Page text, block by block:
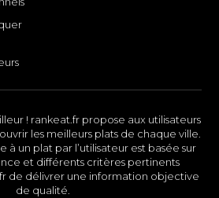
! rankeat.fr propose aux utilisateurs
les meilleurs plats de chaque ville.
un plat par l’utilisateur est basée sur
et différents critères pertinents
de délivrer une information objective
de qualité.